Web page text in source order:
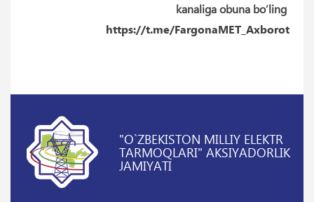
kanaliga obuna bo’ling
https://t.me/FargonaMET_Axborot
"O`ZBEKISTON MILLIY ELEKTR
TARMOQLARI" AKSIYADORLIK
JAMIYATI